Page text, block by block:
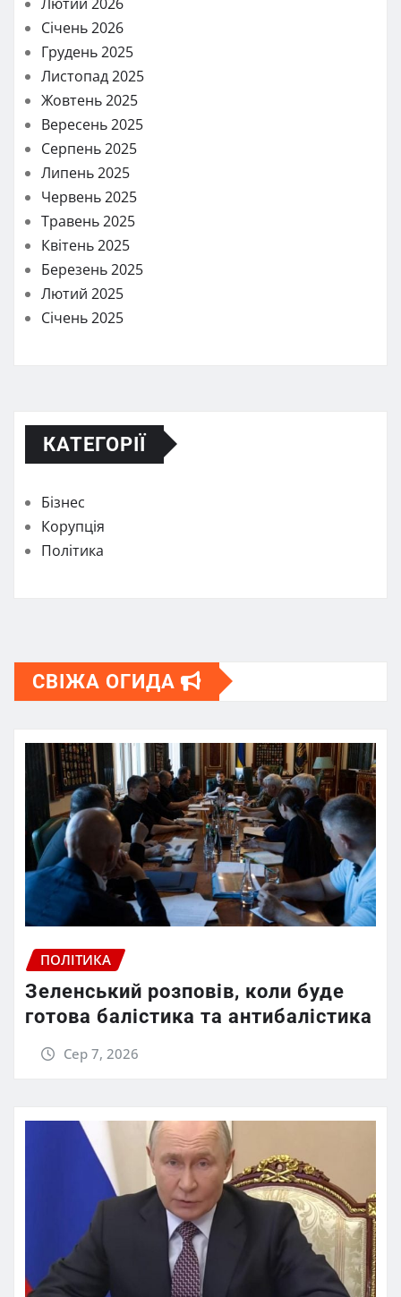
Січень 2026
Грудень 2025
Листопад 2025
Жовтень 2025
Вересень 2025
Серпень 2025
Липень 2025
Червень 2025
Травень 2025
Квітень 2025
Березень 2025
Лютий 2025
Січень 2025
КАТЕГОРІЇ
Бізнес
Корупція
Політика
СВІЖА ОГИДА
ПОЛІТИКА
Зеленський розповів, коли буде
готова балістика та антибалістика
Сер 7, 2026